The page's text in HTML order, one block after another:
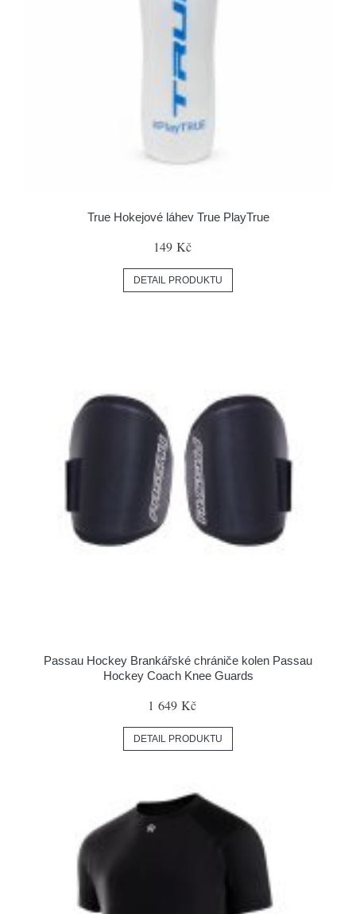
True Hokejové láhev True PlayTrue
149 Kč
DETAIL PRODUKTU
Passau Hockey Brankářské chrániče kolen Passau
Hockey Coach Knee Guards
1 649 Kč
DETAIL PRODUKTU